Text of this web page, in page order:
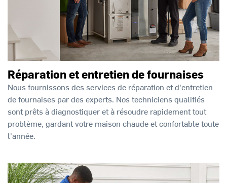
Réparation et entretien de fournaises
Nous fournissons des services de réparation et d'entretien
de fournaises par des experts. Nos techniciens qualifiés
sont prêts à diagnostiquer et à résoudre rapidement tout
problème, gardant votre maison chaude et confortable toute
l'année.